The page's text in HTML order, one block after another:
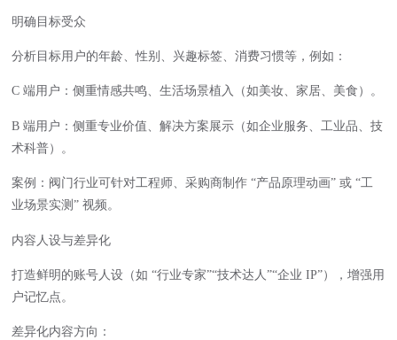
明确目标受众
分析目标用户的年龄、性别、兴趣标签、消费习惯等，例如：
C 端用户：侧重情感共鸣、生活场景植入（如美妆、家居、美食）。
B 端用户：侧重专业价值、解决方案展示（如企业服务、工业品、技
术科普）。
案例：阀门行业可针对工程师、采购商制作 “产品原理动画” 或 “工
业场景实测” 视频。
内容人设与差异化
打造鲜明的账号人设（如 “行业专家”“技术达人”“企业 IP”），增强用
户记忆点。
差异化内容方向：